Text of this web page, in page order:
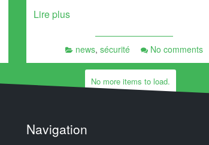
Lire plus
news, sécurité No comments
No more items to load.
Navigation